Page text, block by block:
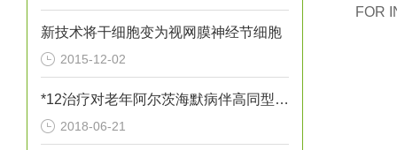
新技术将干细胞变为视网膜神经节细胞
2015-12-02
*12治疗对老年阿尔茨海默病伴高同型半胱胺酸血症患者血清炎性因子
2018-06-21
FOR